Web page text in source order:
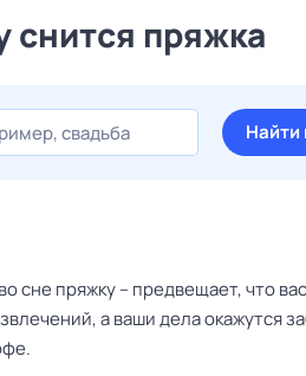
снится пряжка
Найти
сне пряжку – предвещает, что
а ваши дела окажутся